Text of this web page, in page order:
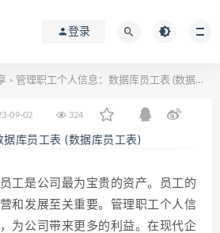
登录
> 管理职工个人信息：数据库员工表 (数据库员工表)
09-02 324
库员工表 (数据库员工表)
工是公司最为宝贵的资产。员工的
和发展至关重要。管理职工个人信
为公司带来更多的利益。在现代企